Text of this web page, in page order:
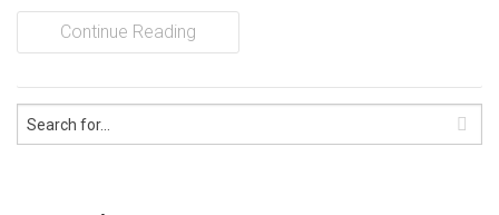
Contacto
Cómo Colaborar
Continue Reading